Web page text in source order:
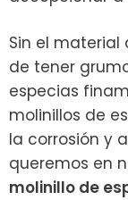
Sin el
de tener
especias
molinillos de
la corrosión y
queremos en
molinillo de